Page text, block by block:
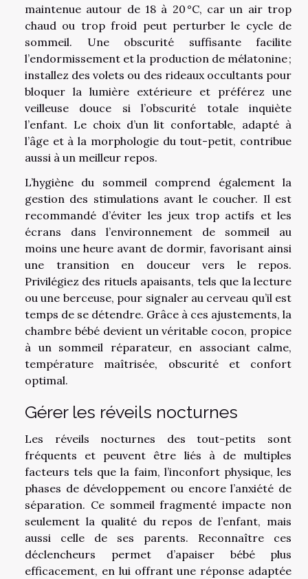
maintenue autour de 18 à 20 °C, car un air trop
chaud ou trop froid peut perturber le cycle de
sommeil. Une obscurité suffisante facilite
l’endormissement et la production de mélatonine ;
installez des volets ou des rideaux occultants pour
bloquer la lumière extérieure et préférez une
veilleuse douce si l’obscurité totale inquiète
l’enfant. Le choix d’un lit confortable, adapté à
l’âge et à la morphologie du tout-petit, contribue
aussi à un meilleur repos.
L’hygiène du sommeil comprend également la
gestion des stimulations avant le coucher. Il est
recommandé d’éviter les jeux trop actifs et les
écrans dans l’environnement de sommeil au
moins une heure avant de dormir, favorisant ainsi
une transition en douceur vers le repos.
Privilégiez des rituels apaisants, tels que la lecture
ou une berceuse, pour signaler au cerveau qu’il est
temps de se détendre. Grâce à ces ajustements, la
chambre bébé devient un véritable cocon, propice
à un sommeil réparateur, en associant calme,
température maîtrisée, obscurité et confort
optimal.
Gérer les réveils nocturnes
Les réveils nocturnes des tout-petits sont
fréquents et peuvent être liés à de multiples
facteurs tels que la faim, l’inconfort physique, les
phases de développement ou encore l’anxiété de
séparation. Ce sommeil fragmenté impacte non
seulement la qualité du repos de l’enfant, mais
aussi celle de ses parents. Reconnaître ces
déclencheurs permet d’apaiser bébé plus
efficacement, en lui offrant une réponse adaptée